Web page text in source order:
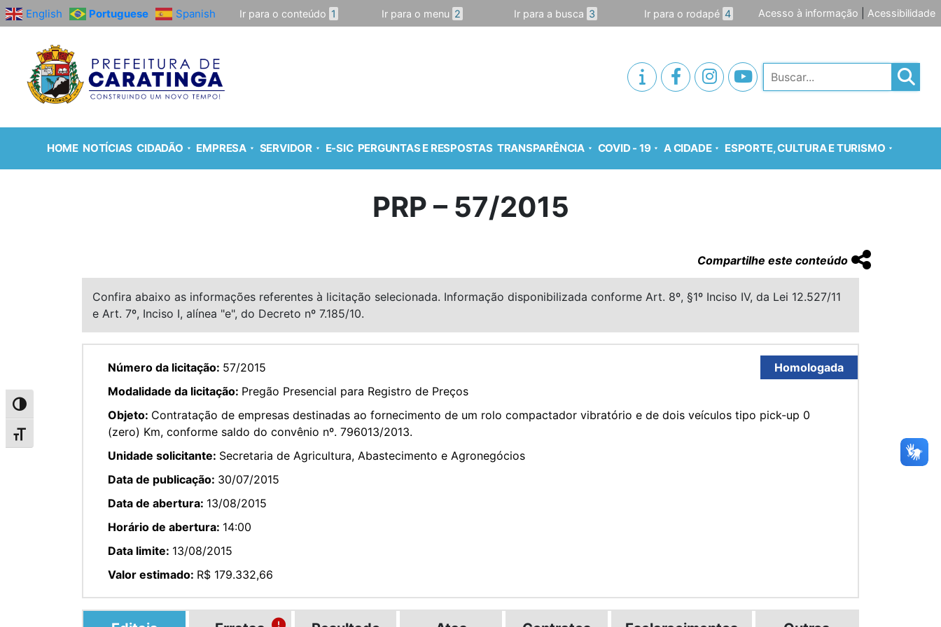
Alternar alto contraste
Alternar tamanho da fonte
English Portuguese Spanish Ir para o conteúdo 1 Ir para o menu 2 Ir para a busca 3 Ir para o rodapé 4 Acesso à informação Acessibilidade
Pesquisar
HOME NOTÍCIAS CIDADÃO EMPRESA SERVIDOR E-SIC PERGUNTAS E RESPOSTAS TRANSPARÊNCIA COVID - 19 A CIDADE ESPORTE, CULTURA E TURISMO
PRP – 57/2015
Compartilhe este conteúdo
Confira abaixo as informações referentes à licitação selecionada. Informação disponibilizada conforme Art. 8º, §1º Inciso IV, da Lei 12.527/11
e Art. 7º, Inciso I, alínea "e", do Decreto nº 7.185/10.
Homologada
Número da licitação: 57/2015
Modalidade da licitação: Pregão Presencial para Registro de Preços
Objeto: Contratação de empresas destinadas ao fornecimento de um rolo compactador vibratório e de dois veículos tipo pick-up 0
(zero) Km, conforme saldo do convênio nº. 796013/2013.
Unidade solicitante: Secretaria de Agricultura, Abastecimento e Agronegócios
Data de publicação: 30/07/2015
Data de abertura: 13/08/2015
Horário de abertura: 14:00
Data limite: 13/08/2015
Valor estimado: R$ 179.332,66